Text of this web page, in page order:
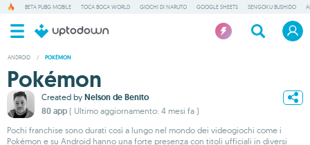
BETA PUBG MOBILE TOCA BOCA WORLD GIOCHI DI NARUTO GOOGLE SHEETS SENGOKU BUSHIDO
ANDROID / POKÉMON
Pokémon
Created by Nelson de Benito
80 app ( Ultimo aggiornamento: 4 mesi fa )
Pochi franchise sono durati così a lungo nel mondo dei videogiochi come i
Pokémon e su Android hanno una forte presenza con titoli ufficiali in diversi